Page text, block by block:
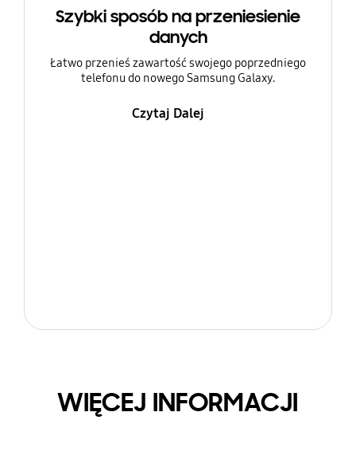
Szybki sposób na przeniesienie
danych
Łatwo przenieś zawartość swojego poprzedniego
telefonu do nowego Samsung Galaxy.
Czytaj Dalej
WIĘCEJ INFORMACJI